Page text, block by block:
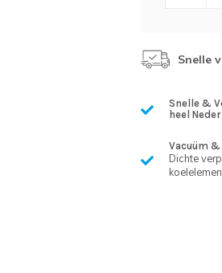
Snelle
Snelle &
heel
Vacuüm
Dichte